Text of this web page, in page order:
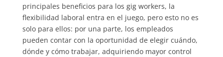
principales beneficios para los gig workers, la
flexibilidad laboral entra en el juego, pero esto no es
solo para ellos: por una parte, los empleados
pueden contar con la oportunidad de elegir cuándo,
dónde y cómo trabajar, adquiriendo mayor control